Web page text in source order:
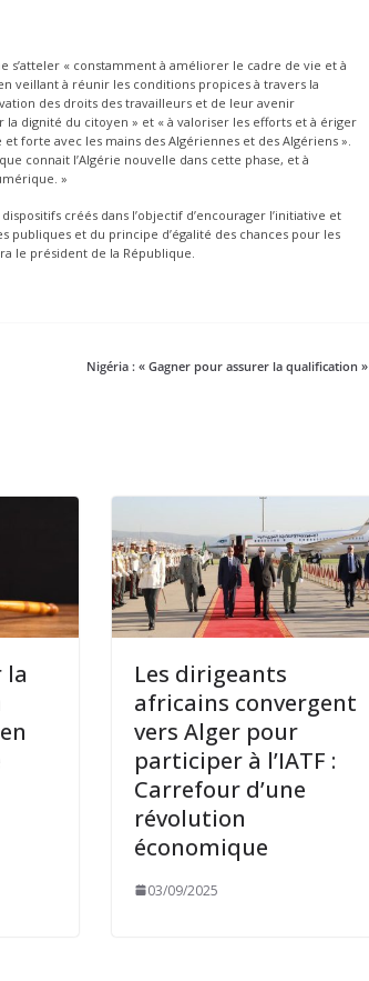
s’atteler « constamment à améliorer le cadre de vie et à
veillant à réunir les conditions propices à travers la
des droits des travailleurs et de leur avenir
dignité du citoyen » et « à valoriser les efforts et à ériger
forte avec les mains des Algériennes et des Algériens ».
connait l’Algérie nouvelle dans cette phase, et à
»
créés dans l’objectif d’encourager l’initiative et
publiques et du principe d’égalité des chances pour les
le président de la République.
Nigéria : « Gagner pour assurer la qualification »
la
Les dirigeants
africains convergent
vers Alger pour
participer à l’IATF :
Carrefour d’une
révolution
économique
03/09/2025